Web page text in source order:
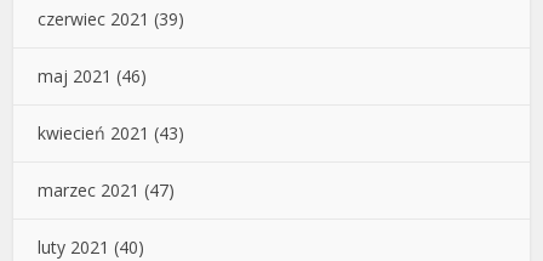
czerwiec 2021 (39)
maj 2021 (46)
kwiecień 2021 (43)
marzec 2021 (47)
luty 2021 (40)